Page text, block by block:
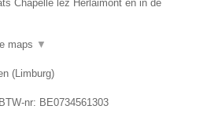
Chapelle lez Herlaimont en in de
maps ▼
(Limburg)
nr: BE0734561303